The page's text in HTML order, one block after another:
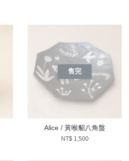
售完
Alice / 黃喉貂八角盤
NT$ 1,500